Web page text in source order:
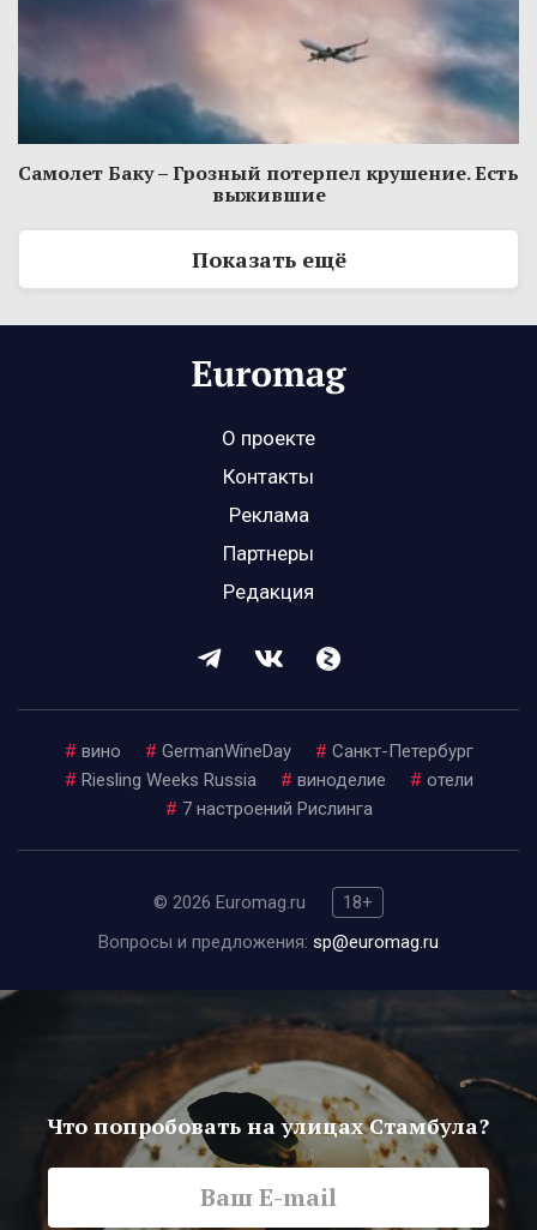
Самолет Баку – Грозный потерпел крушение. Есть
выжившие
Показать ещё
О проекте
Контакты
Реклама
Партнеры
Редакция
# вино # GermanWineDay # Санкт-Петербург
# Riesling Weeks Russia # виноделие # отели
# 7 настроений Рислинга
© 2026 Euromag.ru
18+
Вопросы и предложения: sp@euromag.ru
Что попробовать на улицах Стамбула?